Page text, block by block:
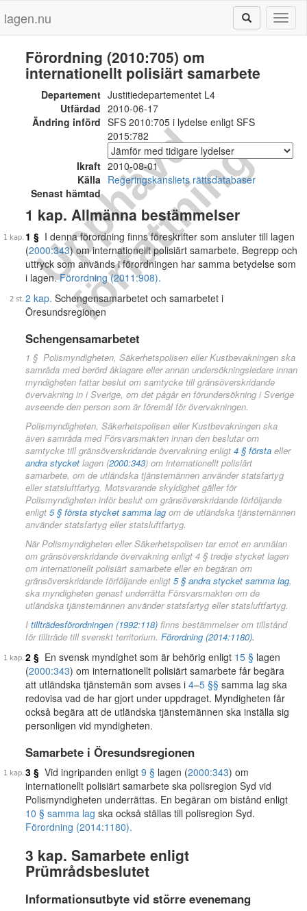
lagen.nu
U
p
p
h
ä
v
d
f
ö
r
f
a
t
t
n
i
n
g
Förordning (2010:705) om
internationellt polisiärt samarbete
Departement Justitiedepartementet L4
Utfärdad 2010-06-17
Ändring införd SFS 2010:705 i lydelse enligt SFS
2015:782
Ikraft 2010-08-01
Källa Regeringskansliets rättsdatabaser
Senast hämtad
1 kap. Allmänna bestämmelser
1 § I denna förordning finns föreskrifter som ansluter till lagen
(2000:343) om internationellt polisiärt samarbete. Begrepp och
uttryck som används i förordningen har samma betydelse som
i lagen.Förordning (2011:908).
2 kap. Schengensamarbetet och samarbetet i
Öresundsregionen
Schengensamarbetet
1 § Polismyndigheten, Säkerhetspolisen eller Kustbevakningen ska
samråda med berörd åklagare eller annan undersökningsledare innan
myndigheten fattar beslut om samtycke till gränsöverskridande
övervakning in i Sverige, om det pågår en förundersökning i Sverige
avseende den person som är föremål för övervakningen.
Polismyndigheten, Säkerhetspolisen eller Kustbevakningen ska
även samråda med Försvarsmakten innan den beslutar om
samtycke till gränsöverskridande övervakning enligt 4 § förstaeller
andra stycketlagen (2000:343) om internationellt polisiärt
samarbete, om de utländska tjänstemännen använder statsfartyg
eller statsluftfartyg. Motsvarande skyldighet gäller för
Polismyndigheten inför beslut om gränsöverskridande förföljande
enligt 5 § första stycket samma lagom de utländska tjänstemännen
använder statsfartyg eller statsluftfartyg.
När Polismyndigheten eller Säkerhetspolisen tar emot en anmälan
om gränsöverskridande övervakning enligt 4 § tredje stycket lagen
om internationellt polisiärt samarbete eller en begäran om
gränsöverskridande förföljande enligt 5 § andra stycket samma lag,
ska myndigheten genast underrätta Försvarsmakten om de
utländska tjänstemännen använder statsfartyg eller statsluftfartyg.
I tillträdesförordningen (1992:118)finns bestämmelser om tillstånd
för tillträde till svenskt territorium. Förordning (2014:1180).
2 § En svensk myndighet som är behörig enligt 15 § lagen
(2000:343) om internationellt polisiärt samarbete får begära
att utländska tjänstemän som avses i 4–5 §§ samma lag ska
redovisa vad de har gjort under uppdraget. Myndigheten får
också begära att de utländska tjänstemännen ska inställa sig
personligen vid myndigheten.
Samarbete i Öresundsregionen
3 § Vid ingripanden enligt 9 § lagen (2000:343) om
internationellt polisiärt samarbete ska polisregion Syd vid
Polismyndigheten underrättas. En begäran om bistånd enligt
10 § samma lag ska också ställas till polisregion Syd.
Förordning (2014:1180).
3 kap. Samarbete enligt
Prümrådsbeslutet
Informationsutbyte vid större evenemang